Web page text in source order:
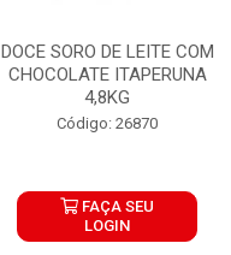
DOCE SORO DE LEITE COM
CHOCOLATE ITAPERUNA
4,8KG
Código: 26870
FAÇA SEU
LOGIN